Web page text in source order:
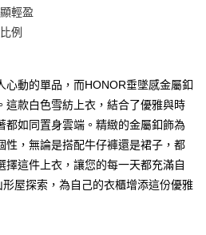
元即享免運服務，未滿則另收
上)免運費
元即享免運服務-未滿則另收
輕盈
例
心動的單品，而HONOR垂墜感金屬釦
這款白色雪紡上衣，結合了優雅與時
都如同置身雲端。精緻的金屬釦飾為
性，無論是搭配牛仔褲還是裙子，都
擇這件上衣，讓您的每一天都充滿自
屋探索，為自己的衣櫃增添這份優雅